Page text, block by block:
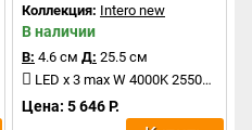
Коллекция: Intero new
В наличии
В: 4.6 см Д: 25.5 см
LED x 3 max W 4000K 2550Lm
Цена: 5 646 Р.